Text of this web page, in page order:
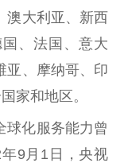
澳大利亚、新西
、法国、意大
亚、摩纳哥、印
家和地区。
球化服务能力曾
9月1日，央视